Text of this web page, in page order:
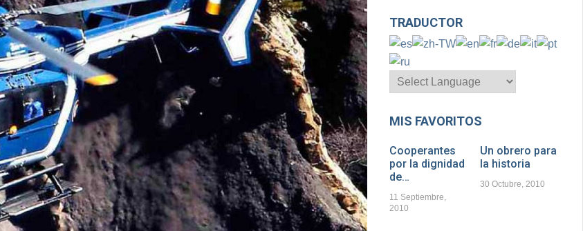
TRADUCTOR
MIS FAVORITOS
Cooperantes
por la dignidad
de…
11 Septiembre,
2010
Un obrero para
la historia
30 Octubre, 2010